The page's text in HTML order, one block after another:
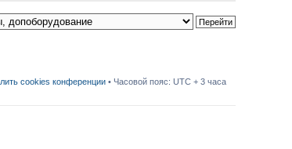
cookies конференции • Часовой пояс: UTC + 3 часа